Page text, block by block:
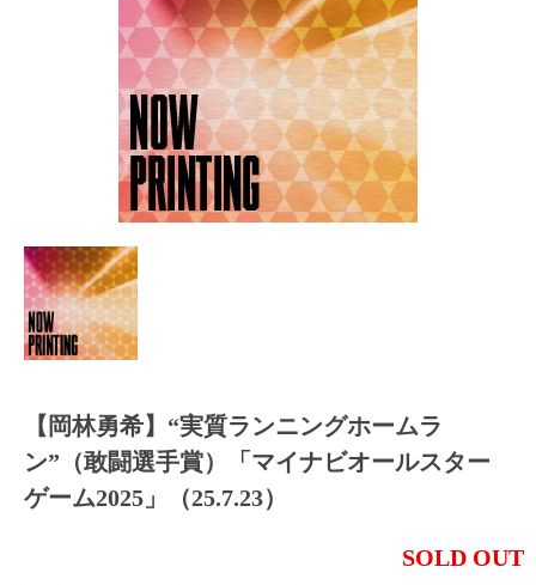
【岡林勇希】“実質ランニングホームラ
ン”（敢闘選手賞）「マイナビオールスター
ゲーム2025」（25.7.23）
SOLD OUT